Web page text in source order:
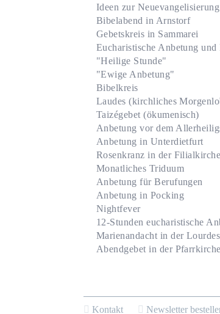
Ideen zur Neuevangelisierung
Bibelabend in Arnstorf
Gebetskreis in Sammarei
Eucharistische Anbetung und
"Heilige Stunde"
"Ewige Anbetung"
Bibelkreis
Laudes (kirchliches
Taizégebet (ökumenisch)
Anbetung vor dem
Anbetung in Unterdietfurt
Rosenkranz in der
Monatliches Triduum
Anbetung für Berufungen
Anbetung in Pocking
Nightfever
12-Stunden eucharistische
Marienandacht in der
Abendgebet in der
Kontakt Newsletter